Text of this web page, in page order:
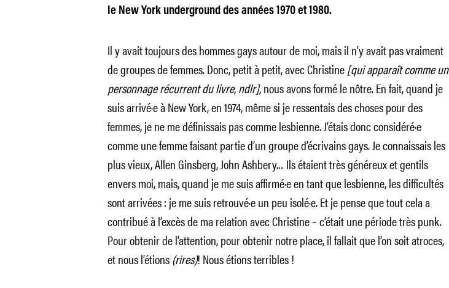
le New York underground des années 1970 et 1980.
Il y avait toujours des hommes gays autour de moi, mais il n’y avait pas vraiment
de groupes de femmes. Donc, petit à petit, avec Christine[qui apparaît comme un
personnage récurrent du livre, ndlr],nous avons formé le nôtre. En fait, quand je
suis arrivé·e à New York, en 1974, même si je ressentais des choses pour des
femmes, je ne me définissais pas comme lesbienne. J’étais donc considéré·e
comme une femme faisant partie d’un groupe d’écrivains gays. Je connaissais les
plus vieux, Allen Ginsberg, John Ashbery… Ils étaient très généreux et gentils
envers moi, mais, quand je me suis affirmé·e en tant que lesbienne, les difficultés
sont arrivées : je me suis retrouvé·e un peu isolé·e. Et je pense que tout cela a
contribué à l’excès de ma relation avec Christine – c’était une période très punk.
Pour obtenir de l’attention, pour obtenir notre place, il fallait que l’on soit atroces,
et nous l’étions (rires)! Nous étions terribles !